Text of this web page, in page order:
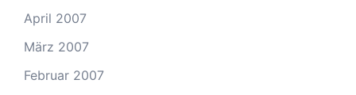
April 2007
März 2007
Februar 2007